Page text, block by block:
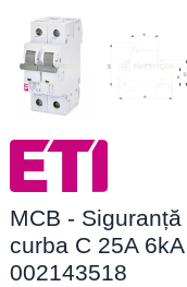
MCB -
curba C 25A
002143518